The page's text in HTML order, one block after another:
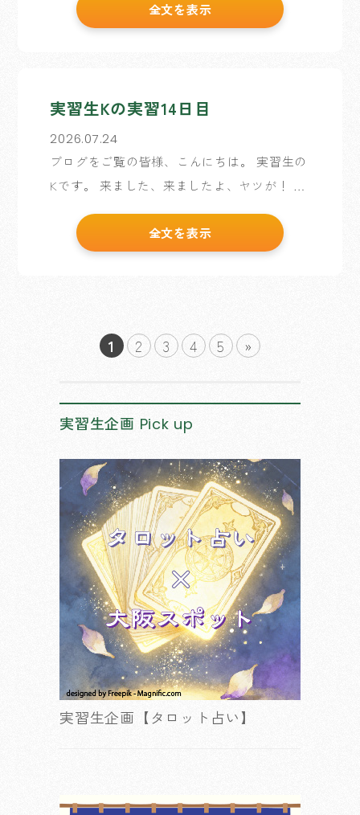
も慣れてきて、画像のリンク切れやレイアウ
トくずれが瞬時に分かり、すばやく対応でき
全文を表示
実習生Kの実習14日目
2026.07.24
ブログをご覧の皆様、こんにちは。 実習生の
Kです。 来ました、来ましたよ、ヤツが！ 予
日、飯盛山へ登拝へ行きました。詳しくは、
実習生Kの実習12日目をご覧ください。） ふ
全文を表示
1 2 3 4 5 »
実習生企画 Pick up
実習生企画【タロット占い】